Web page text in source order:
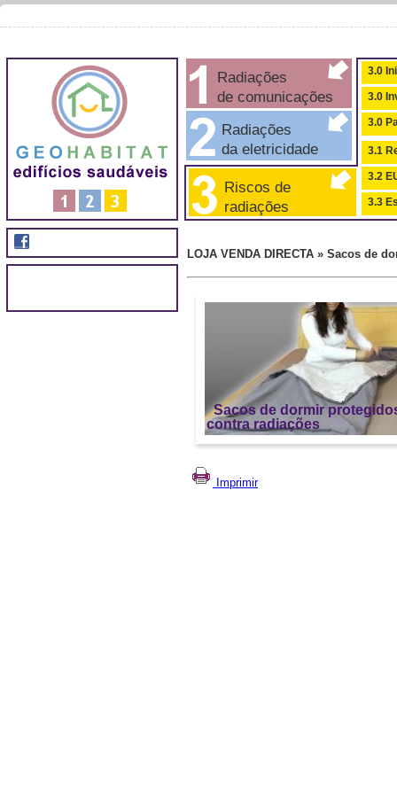
Radiações
de comunicações
Radiações
da eletricidade
Riscos de
radiações
3.0
3.0
3.0
3.1
3.2
3.3
LOJA VENDA DIRECTA » Sacos de
Sacos de dormir
contra radiações
Imprimir